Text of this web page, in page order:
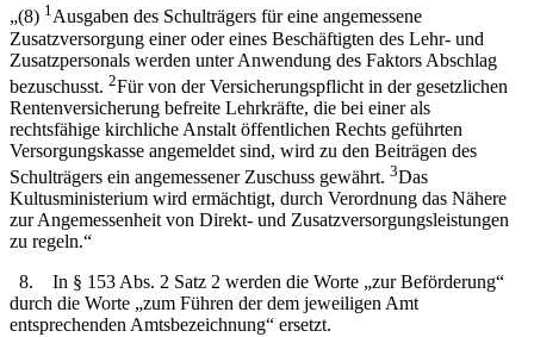
„(8) 1Ausgaben des Schulträgers für eine angemessene
Zusatzversorgung einer oder eines Beschäftigten des Lehr- und
Zusatzpersonals werden unter Anwendung des Faktors Abschlag
bezuschusst. 2Für von der Versicherungspflicht in der gesetzlichen
Rentenversicherung befreite Lehrkräfte, die bei einer als
rechtsfähige kirchliche Anstalt öffentlichen Rechts geführten
Versorgungskasse angemeldet sind, wird zu den Beiträgen des
Schulträgers ein angemessener Zuschuss gewährt. 3Das
Kultusministerium wird ermächtigt, durch Verordnung das Nähere
zur Angemessenheit von Direkt- und Zusatzversorgungsleistungen
zu regeln.“
8. In § 153 Abs. 2 Satz 2 werden die Worte „zur Beförderung“
durch die Worte „zum Führen der dem jeweiligen Amt
entsprechenden Amtsbezeichnung“ ersetzt.